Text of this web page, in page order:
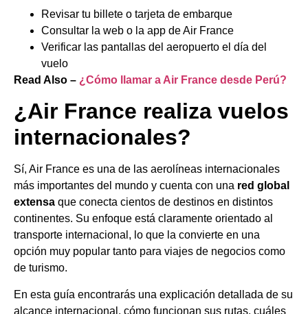
Revisar tu billete o tarjeta de embarque
Consultar la web o la app de Air France
Verificar las pantallas del aeropuerto el día del
vuelo
Read Also – ¿Cómo llamar a Air France desde Perú?
¿Air France realiza vuelos
internacionales?
Sí, Air France es una de las aerolíneas internacionales
más importantes del mundo y cuenta con una red global
extensa que conecta cientos de destinos en distintos
continentes. Su enfoque está claramente orientado al
transporte internacional, lo que la convierte en una
opción muy popular tanto para viajes de negocios como
de turismo.
En esta guía encontrarás una explicación detallada de su
alcance internacional, cómo funcionan sus rutas, cuáles